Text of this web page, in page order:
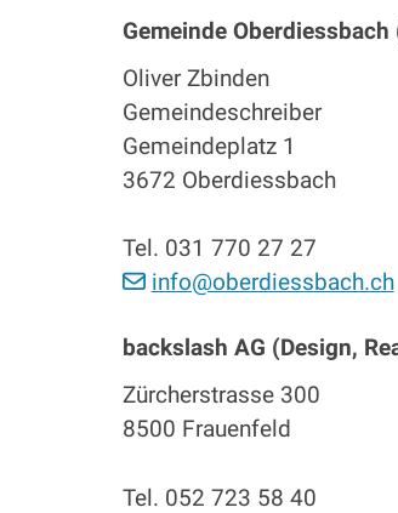
Gemeinde
Oliver Zbinden
Gemeindeschreiber
Gemeindeplatz 1
3672 Oberdiessbach
Tel. 031 770 27 27
info@oberdiessbach.ch
backslash AG (Design,
Zürcherstrasse 300
8500 Frauenfeld
Tel. 052 723 58 40